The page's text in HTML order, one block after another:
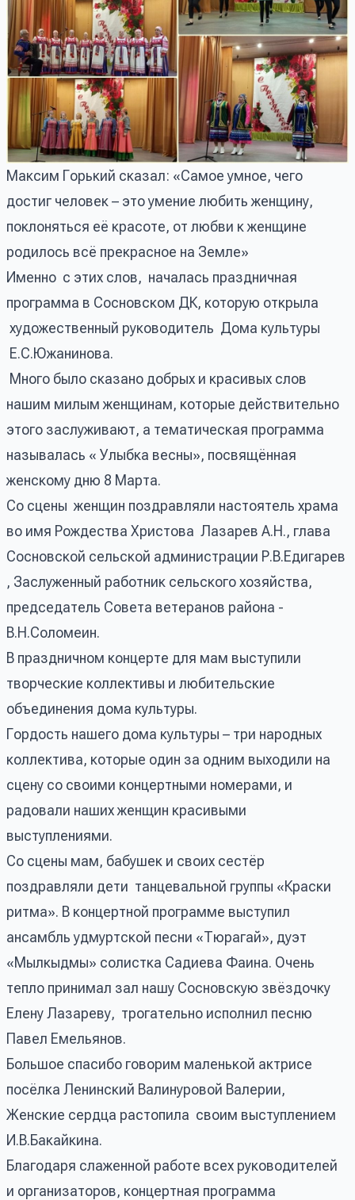
Максим Горький сказал: «Самое умное, чего
достиг человек – это умение любить женщину,
поклоняться её красоте, от любви к женщине
родилось всё прекрасное на Земле»
Именно с этих слов, началась праздничная
программа в Сосновском ДК, которую открыла
художественный руководитель Дома культуры
Е.С.Южанинова.
Много было сказано добрых и красивых слов
нашим милым женщинам, которые действительно
этого заслуживают, а тематическая программа
называлась « Улыбка весны», посвящённая
женскому дню 8 Марта.
Со сцены женщин поздравляли настоятель храма
во имя Рождества Христова Лазарев А.Н., глава
Сосновской сельской администрации Р.В.Едигарев
, Заслуженный работник сельского хозяйства,
председатель Совета ветеранов района -
В.Н.Соломеин.
В праздничном концерте для мам выступили
творческие коллективы и любительские
объединения дома культуры.
Гордость нашего дома культуры – три народных
коллектива, которые один за одним выходили на
сцену со своими концертными номерами, и
радовали наших женщин красивыми
выступлениями.
Со сцены мам, бабушек и своих сестёр
поздравляли дети танцевальной группы «Краски
ритма». В концертной программе выступил
ансамбль удмуртской песни «Тюрагай», дуэт
«Мылкыдмы» солистка Садиева Фаина. Очень
тепло принимал зал нашу Сосновскую звёздочку
Елену Лазареву, трогательно исполнил песню
Павел Емельянов.
Большое спасибо говорим маленькой актрисе
посёлка Ленинский Валинуровой Валерии,
Женские сердца растопила своим выступлением
И.В.Бакайкина.
Благодаря слаженной работе всех руководителей
и организаторов, концертная программа